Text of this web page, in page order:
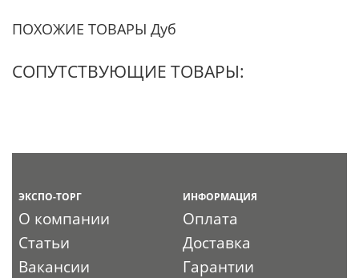
ПОХОЖИЕ ТОВАРЫ Дуб
СОПУТСТВУЮЩИЕ ТОВАРЫ:
ЭКСПО-ТОРГ
О компании
Статьи
Вакансии
ИНФОРМАЦИЯ
Оплата
Доставка
Гарантии